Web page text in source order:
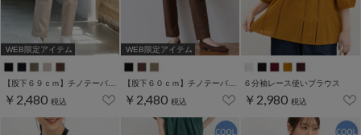
WEB限定アイテム
￥2,480 税込
WEB限定アイテム
￥2,480 税込
６分袖レース使いブラウス
￥2,980 税込